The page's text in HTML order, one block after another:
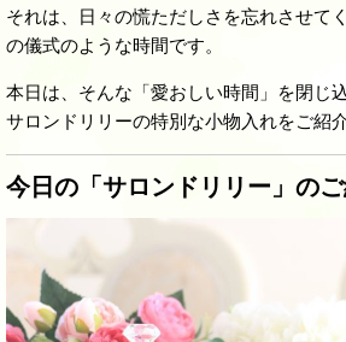
それは、日々の慌ただしさを忘れさせて
の儀式のような時間です。
本日は、そんな「愛おしい時間」を閉じ
サロンドリリーの特別な小物入れをご紹介
今日の「サロンドリリー」の